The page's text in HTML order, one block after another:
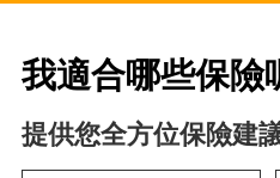
我適合哪些保險
提供您全方位保險建